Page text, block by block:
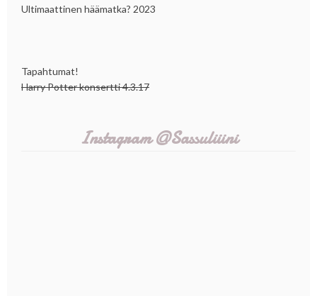
Ultimaattinen häämatka? 2023
Tapahtumat!
Harry Potter konsertti 4.3.17
Instagram @Sassuliiini